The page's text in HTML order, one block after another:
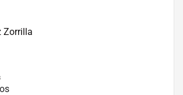
Zorrilla